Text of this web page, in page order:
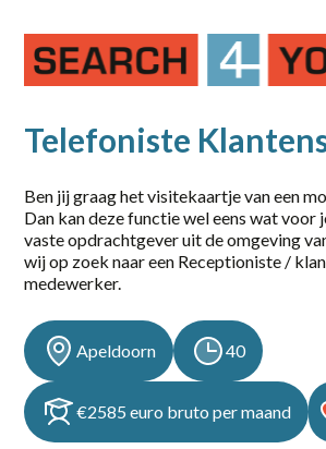
Telefoniste
Ben jij graag het visitekaartje van een
Dan kan deze functie wel eens wat voor
vaste opdrachtgever uit de omgeving
wij op zoek naar een Receptioniste /
medewerker.
Apeldoorn 40
€2585 euro bruto per maand
Job Alert
Naam
E-mail
dienstverband